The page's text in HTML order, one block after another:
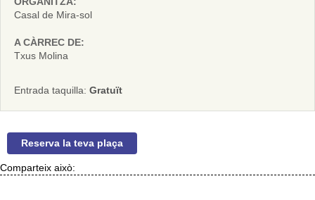
Casal de Mira-sol
A CÀRREC DE:
Txus Molina
Entrada taquilla: Gratuït
Reserva la teva plaça
Comparteix això: